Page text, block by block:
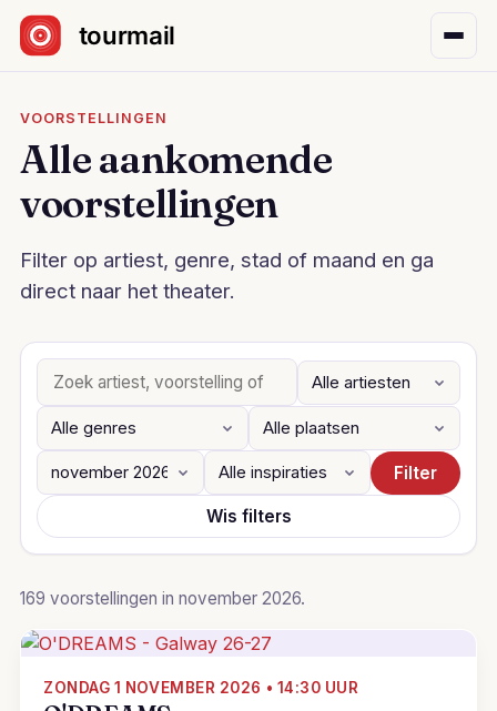
Sla navigatie over
VOORSTELLINGEN
Alle aankomende
voorstellingen
Filter op artiest, genre, stad of maand en ga
direct naar het theater.
Filter
Wis filters
169 voorstellingen in november 2026.
ZONDAG 1 NOVEMBER 2026 • 14:30 UUR